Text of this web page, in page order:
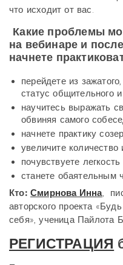
что исходит от вас.
Какие проблемы
на вебинаре и
начнете
перейдете из
статус общительного и
научитесь выражать
обвиняя самого
начнете практику
увеличите количество
почувствуете
станете обаятельным
Кто: Смирнова Инна,
авторского проекта
себя», ученица Пайлота
РЕГИСТРАЦИЯ